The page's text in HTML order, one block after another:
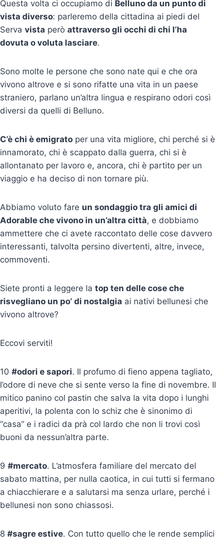
Questa volta ci occupiamo di Belluno da un punto di
vista diverso: parleremo della cittadina ai piedi del
Serva vista però attraverso gli occhi di chi l’ha
dovuta o voluta lasciare.
Sono molte le persone che sono nate qui e che ora
vivono altrove e si sono rifatte una vita in un paese
straniero, parlano un’altra lingua e respirano odori così
diversi da quelli di Belluno.
C’è chi è emigrato per una vita migliore, chi perché si è
innamorato, chi è scappato dalla guerra, chi si è
allontanato per lavoro e, ancora, chi è partito per un
viaggio e ha deciso di non tornare più.
Abbiamo voluto fare un sondaggio tra gli amici di
Adorable che vivono in un’altra città, e dobbiamo
ammettere che ci avete raccontato delle cose davvero
interessanti, talvolta persino divertenti, altre, invece,
commoventi.
Siete pronti a leggere la top ten delle cose che
risvegliano un po’ di nostalgia ai nativi bellunesi che
vivono altrove?
Eccovi serviti!
10 #odori e sapori. Il profumo di fieno appena tagliato,
l’odore di neve che si sente verso la fine di novembre. Il
mitico panino col pastin che salva la vita dopo i lunghi
aperitivi, la polenta con lo schiz che è sinonimo di
“casa” e i radici da prà col lardo che non li trovi così
buoni da nessun’altra parte.
9 #mercato. L’atmosfera familiare del mercato del
sabato mattina, per nulla caotica, in cui tutti si fermano
a chiacchierare e a salutarsi ma senza urlare, perché i
bellunesi non sono chiassosi.
8 #sagre estive. Con tutto quello che le rende semplici